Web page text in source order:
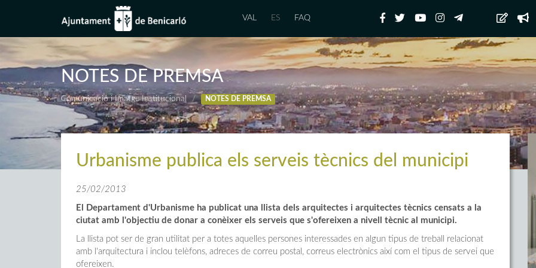
VAL ES FAQ
NOTES DE PREMSA
Comunicació i Imatge Institucional NOTES DE PREMSA
Urbanisme publica els serveis tècnics del municipi
25/02/2013
El Departament d'Urbanisme ha publicat una llista dels arquitectes i arquitectes tècnics censats a la
ciutat amb l'objectiu de donar a conèixer els serveis que s'ofereixen a nivell tècnic al municipi.
La llista pot ser de gran utilitat per a totes aquelles persones interessades en algun tipus de treball relacionat
amb l'arquitectura i inclou telèfons, adreces de correu postal, correus electrònics així com el tipus de servei que
ofereixen.